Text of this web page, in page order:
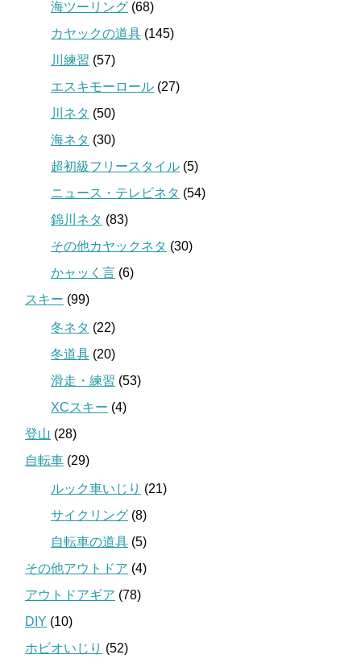
海ツーリング (68)
カヤックの道具 (145)
川練習 (57)
エスキモーロール (27)
川ネタ (50)
海ネタ (30)
超初級フリースタイル (5)
ニュース・テレビネタ (54)
錦川ネタ (83)
その他カヤックネタ (30)
かャッく言 (6)
スキー (99)
冬ネタ (22)
冬道具 (20)
滑走・練習 (53)
XCスキー (4)
登山 (28)
自転車 (29)
ルック車いじり (21)
サイクリング (8)
自転車の道具 (5)
その他アウトドア (4)
アウトドアギア (78)
DIY (10)
ホビオいじり (52)